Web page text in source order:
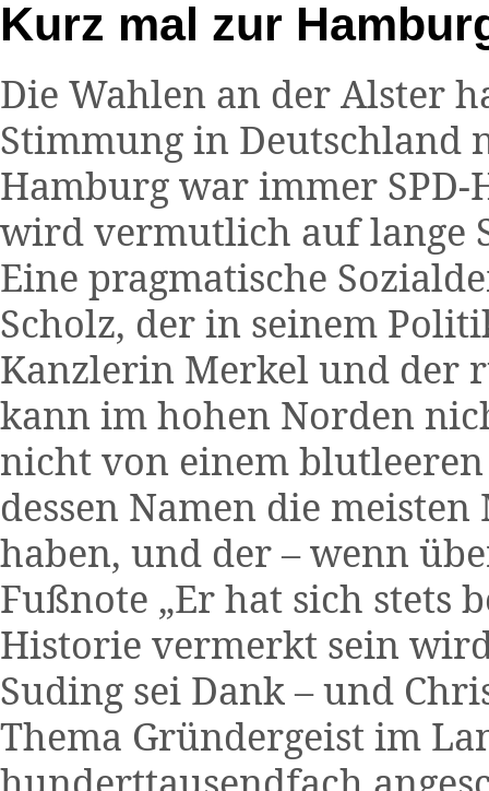
Kurz mal zur
Die Wahlen an der Alster
Stimmung in Deutschland
Hamburg war immer
wird vermutlich auf lange
Eine pragmatische
Scholz, der in seinem
Kanzlerin Merkel und der
kann im hohen Norden
nicht von einem
dessen Namen die
haben, und der – wenn
Fußnote „Er hat sich stets
Historie vermerkt sein
Suding sei Dank – und
Thema Gründergeist im